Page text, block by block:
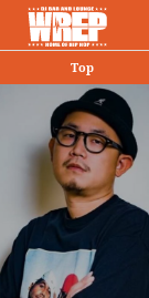
Top
Share